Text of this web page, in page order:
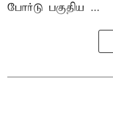
போர்டு பகுதிய ...